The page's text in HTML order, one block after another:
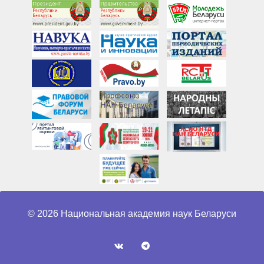
© 2026 Национальная академия наук Беларуси